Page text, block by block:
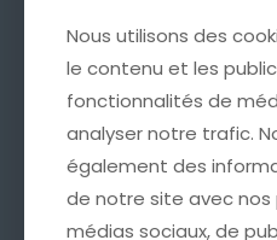
* Une pochette soignée,
pour une présentation
* Une carte sur laquelle
mot personnalisé au
Nous utilisons des
le contenu et les
fonctionnalités de
analyser notre trafic.
également des
de notre site avec
médias sociaux, de
Nous utilisons des
le contenu et les
fonctionnalités de
analyser notre trafic.
également des
de notre site avec
médias sociaux, de